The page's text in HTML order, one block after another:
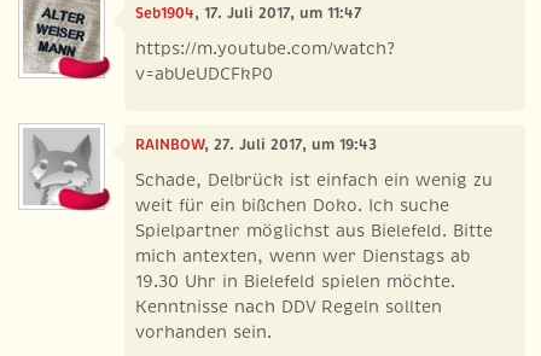
Seb1904, 17. Juli 2017, um 11:47
https://m.youtube.com/watch?
v=abUeUDCFkP0
RAINBOW, 27. Juli 2017, um 19:43
Schade, Delbrück ist einfach ein wenig zu
weit für ein bißchen Doko. Ich suche
Spielpartner möglichst aus Bielefeld. Bitte
mich antexten, wenn wer Dienstags ab
19.30 Uhr in Bielefeld spielen möchte.
Kenntnisse nach DDV Regeln sollten
vorhanden sein.